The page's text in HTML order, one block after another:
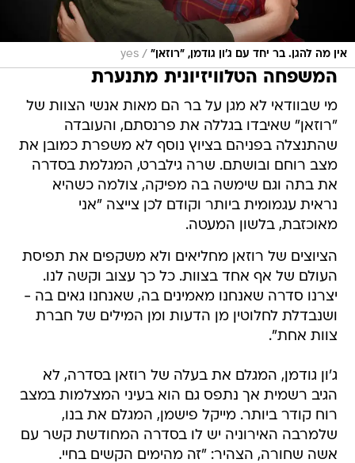
אין מה להגן. בר יחד עם ג'ון גודמן, "רוזאן" /
yes
המשפחה הטלוויזיונית מתנערת
מי שבוודאי לא מגן על בר הם מאות אנשי הצוות של
"רוזאן" שאיבדו בגללה את פרנסתם, והעובדה
שהתנצלה בפניהם בציוץ נוסף לא משפרת כמובן את
מצב רוחם ובושתם. שרה גילברט, המגלמת בסדרה
את בתה וגם שימשה בה מפיקה, צולמה כשהיא
נראית עגמומית ביותר וקודם לכן צייצה "אני
מאוכזבת, בלשון המעטה.
הציוצים של רוזאן מחליאים ולא משקפים את תפיסת
העולם של אף אחד בצוות. כל כך עצוב וקשה לנו.
יצרנו סדרה שאנחנו מאמינים בה, שאנחנו גאים בה -
ושנבדלת לחלוטין מן הדעות ומן המילים של חברת
צוות אחת".
ג'ון גודמן, המגלם את בעלה של רוזאן בסדרה, לא
הגיב רשמית אך נתפס גם הוא בעיני המצלמות במצב
רוח קודר ביותר. מייקל פישמן, המגלם את בנו,
שלמרבה האירוניה יש לו בסדרה המחודשת קשר עם
אשה שחורה, הצהיר: "זה מהימים הקשים בחיי.